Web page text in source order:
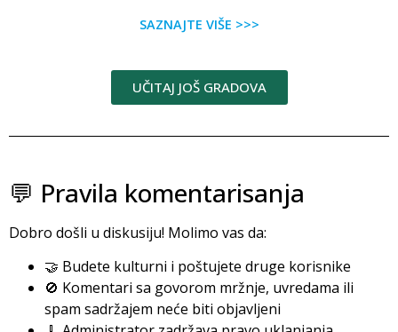
SAZNAJTE VIŠE >>>
UČITAJ JOŠ GRADOVA
💬 Pravila komentarisanja
Dobro došli u diskusiju! Molimo vas da:
🤝 Budete kulturni i poštujete druge korisnike
🚫 Komentari sa govorom mržnje, uvredama ili
spam sadržajem neće biti objavljeni